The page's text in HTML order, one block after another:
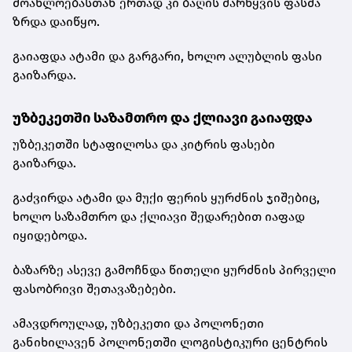
მოახლოებასთან ერთად კი ბაღის მარწყვის ფასმა
ზრდა დაიწყო.
გაიაფდა ატამი და გარგარი, ხოლო ალუბლის ფასი
გაიზარდა.
უზბეკეთში საზამთრო და ქლიავი გაიაფდა
უზბეკეთში სტაფილოსა და კიტრის ფასები
გაიზარდა.
გაძვირდა ატამი და მუქი ფერის ყურძნის ჯიშებიც,
ხოლო საზამთრო და ქლიავი შედარებით იაფად
იყიდებოდა.
ბაზარზე ასევე გამოჩნდა წითელი ყურძნის პირველი
ფასობრივი შეთავაზებები.
ამავდროულად, უზბეკეთი და პოლონეთი
განიხილავენ პოლონეთში ლოგისტიკური ცენტრის